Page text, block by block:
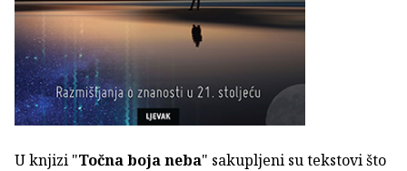
U knjizi "Točna boja neba" sakupljeni su tekstovi što